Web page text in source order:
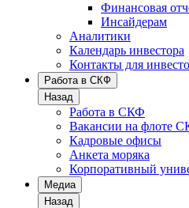
Финансовая
Инсайдерам
Аналитики
Календарь инвестора
Контакты для
Работа в СКФ
Назад
Работа в СКФ
Вакансии на флоте
Кадровые офисы
Анкета моряка
Корпоративный
Медиа
Назад